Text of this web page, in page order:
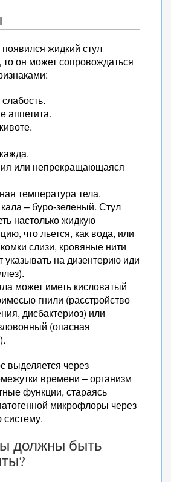
жидкий стул
то он может сопровождаться
аппетита.
или непрекращающаяся
температура тела.
– буро-зеленый. Стул
настолько жидкую
что льется, как вода, или
слизи, кровяные нити
указывать на дизентерию иди
может иметь кисловатый
гнили (расстройство
дисбактериоз) или
(опасная
выделяется через
времени – организм
функции, стараясь
микрофлоры через
должны быть